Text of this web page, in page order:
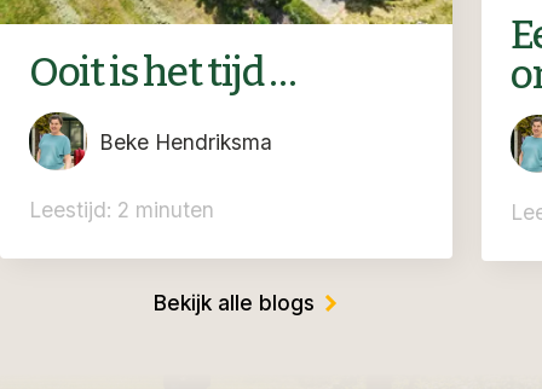
Ooit is het tijd …
Beke Hendriksma
Leestijd: 2 minuten
Bekijk alle blogs